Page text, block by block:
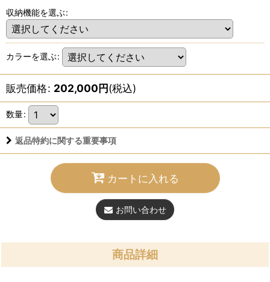
収納機能を選ぶ:
カラーを選ぶ:
販売価格: 202,000円(税込)
数量:
返品特約に関する重要事項
カートに入れる
お問い合わせ
商品詳細